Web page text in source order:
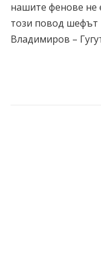
нашите фенове не
този повод шефът
Владимиров –